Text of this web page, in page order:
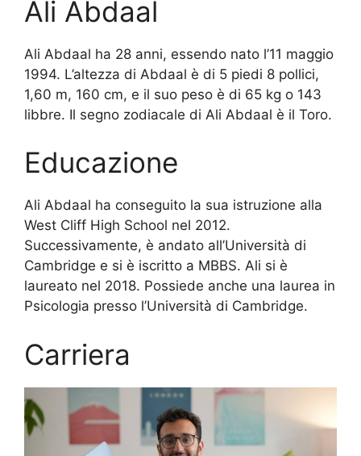
Ali Abdaal
Ali Abdaal ha 28 anni, essendo nato l’11 maggio
1994. L’altezza di Abdaal è di 5 piedi 8 pollici,
1,60 m, 160 cm, e il suo peso è di 65 kg o 143
libbre. Il segno zodiacale di Ali Abdaal è il Toro.
Educazione
Ali Abdaal ha conseguito la sua istruzione alla
West Cliff High School nel 2012.
Successivamente, è andato all’Università di
Cambridge e si è iscritto a MBBS. Ali si è
laureato nel 2018. Possiede anche una laurea in
Psicologia presso l’Università di Cambridge.
Carriera